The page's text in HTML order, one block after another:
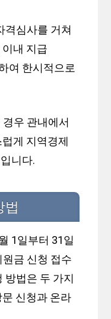
격심사를 거쳐
내 지급
여 한시적으로
우 관내에서
게 지역경제
니다.
법
1일부터 31일
금 신청 접수
방법은 두 가지
신청과 온라